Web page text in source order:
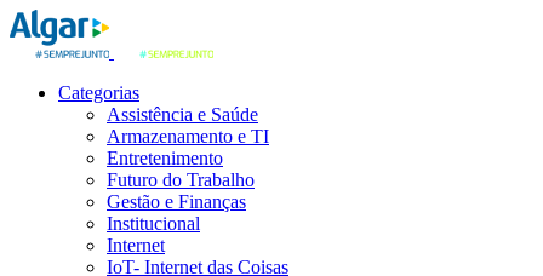
Categorias
Assistência e Saúde
Armazenamento e TI
Entretenimento
Futuro do Trabalho
Gestão e Finanças
Institucional
Internet
IoT- Internet das Coisas